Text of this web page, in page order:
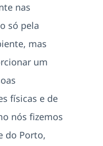
nas
só pela
mas
um
físicas e de
nós fizemos
do Porto,